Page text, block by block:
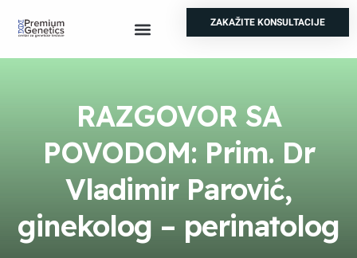
ZAKAŽITE KONSULTACIJE
RAZGOVOR SA
POVODOM: Prim. Dr
Vladimir Parović,
ginekolog – perinatolog